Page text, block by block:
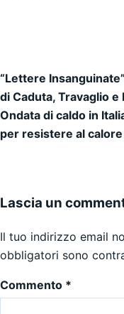
Navigazione
“Lettere
di Caduta, Travaglio e
Ondata di caldo in
per resistere al
Lascia un
Il tuo indirizzo email
obbligatori sono
Commento *